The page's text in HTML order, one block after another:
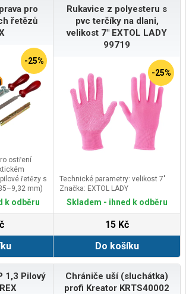
pro
řetězů
-25%
ostření
řetězy s
mm)
1,1–1,3
k odběru
Rukavice z polyesteru s
pvc terčíky na dlani,
velikost 7" EXTOL LADY
99719
-25%
Technické parametry: velikost 7"
Značka: EXTOL LADY
Skladem - ihned k odběru
15 Kč
Do košíku
1,3 Pilový
Chrániče uší (sluchátka)
profi Kreator KRTS40002